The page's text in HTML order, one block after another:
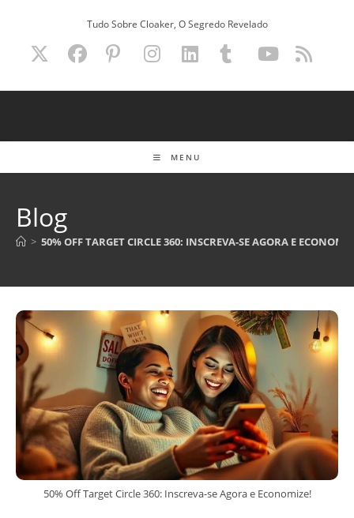
Tudo Sobre Cloaker, O Segredo Revelado
MENU
Blog
> 50% OFF TARGET CIRCLE 360: INSCREVA-SE AGORA E
50% Off Target Circle 360: Inscreva-se Agora e Economize!